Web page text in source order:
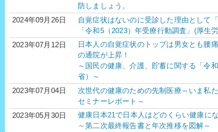
防しましょう。
2024年09月26日
自覚症状はないのに受診した理由として
「令和5（2023）年受療行動調査」(厚生
2023年07月12日
日本人の自覚症状のトップは男女とも腰
の通院が上昇！
～国民の健康、介護、貯蓄に関する「令
省）～
2023年07月04日
次世代の健康のための先制医療～いま私
セミナーレポート～
2023年05月30日
健康日本21で日本人はどのくらい健康に
～第二次最終報告書と年次推移を図解～